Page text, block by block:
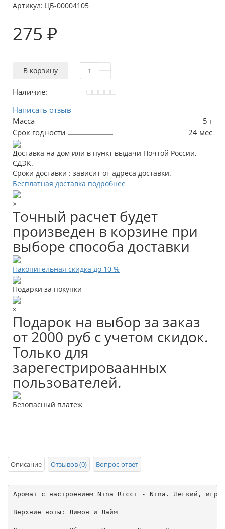
Артикул: ЦБ-00004105
275 ₽
В корзину
Наличие:
Написать отзыв
Масса
5 г
Срок годности
24 мес
Доставка на дом или в пункт выдачи Почтой России,
СДЭК.
Сроки доставки : зависит от адреса доставки.
Бесплатная доставка подробнее
×
Точный расчет будет
произведен в корзине при
выборе способа доставки
Накопительная скидка до 10 %
Подарки за покупки
×
Подарок на выбор за заказ
от 2000 руб с учетом скидок.
Только для
зарегестрироваанных
пользователей.
Безопасный платеж
Описание Отзывов (0) Вопрос-ответ
Аромат с настроением Nina Ricci - Nina. Лёгкий,
Верхние ноты: Лимон и Лайм